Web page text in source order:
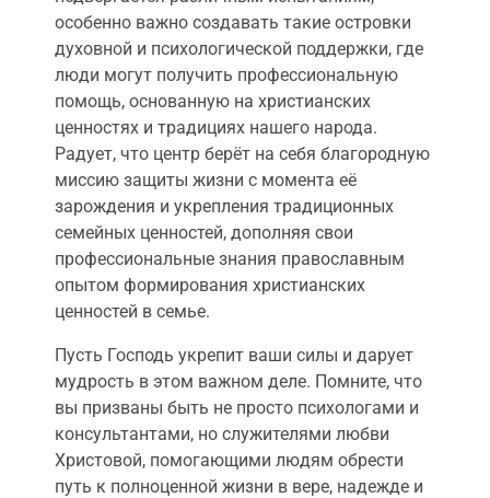
особенно важно создавать такие островки
духовной и психологической поддержки, где
люди могут получить профессиональную
помощь, основанную на христианских
ценностях и традициях нашего народа.
Радует, что центр берёт на себя благородную
миссию защиты жизни с момента её
зарождения и укрепления традиционных
семейных ценностей, дополняя свои
профессиональные знания православным
опытом формирования христианских
ценностей в семье.
Пусть Господь укрепит ваши силы и дарует
мудрость в этом важном деле. Помните, что
вы призваны быть не просто психологами и
консультантами, но служителями любви
Христовой, помогающими людям обрести
путь к полноценной жизни в вере, надежде и